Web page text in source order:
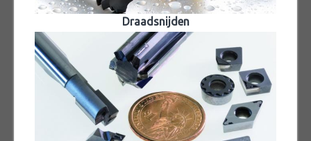
Draadsnijden